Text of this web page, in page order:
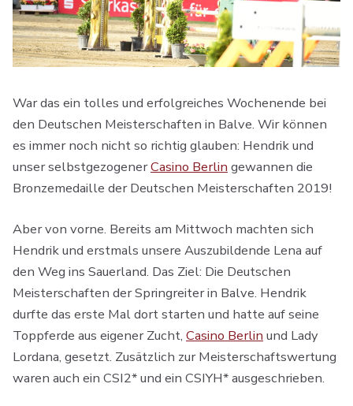
War das ein tolles und erfolgreiches Wochenende bei
den Deutschen Meisterschaften in Balve. Wir können
es immer noch nicht so richtig glauben: Hendrik und
unser selbstgezogenerCasino Berlin gewannen die
Bronzemedaille der Deutschen Meisterschaften 2019!
Aber von vorne. Bereits am Mittwoch machten sich
Hendrik und erstmals unsere Auszubildende Lena auf
den Weg ins Sauerland. Das Ziel: Die Deutschen
Meisterschaften der Springreiter in Balve. Hendrik
durfte das erste Mal dort starten und hatte auf seine
Toppferde aus eigener Zucht, Casino Berlin und Lady
Lordana, gesetzt. Zusätzlich zur Meisterschaftswertung
waren auch ein CSI2* und ein CSIYH* ausgeschrieben.